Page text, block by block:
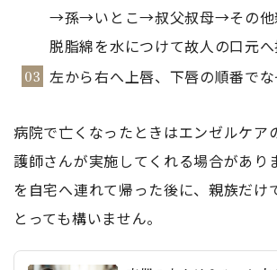
→孫→いとこ→叔父叔母→その他
脱脂綿を水につけて故人の口元へ
左から右へ上唇、下唇の順番でな
病院で亡くなったときはエンゼルケア
護師さんが実施してくれる場合があり
を自宅へ連れて帰った後に、親族だけ
とっても構いません。